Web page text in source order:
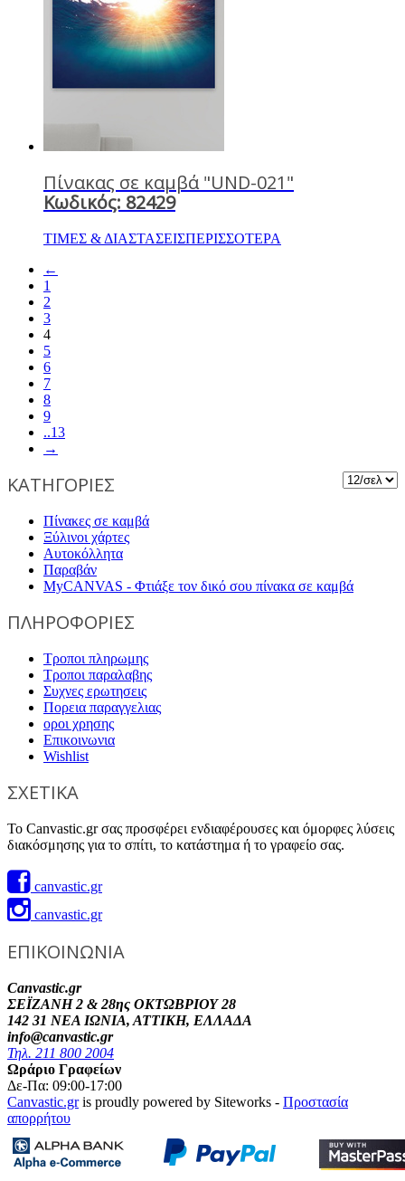
Πίνακας σε καμβά "UND-021"
Κωδικός: 82429
ΤΙΜΕΣ & ΔΙΑΣΤΑΣΕΙΣΠΕΡΙΣΣΟΤΕΡΑ
←
1
2
3
4
5
6
7
8
9
..13
→
ΚΑΤΗΓΟΡΙΕΣ
Πίνακες σε καμβά
Ξύλινοι χάρτες
Αυτοκόλλητα
Παραβάν
MyCANVAS - Φτιάξε τον δικό σου πίνακα σε καμβά
ΠΛΗΡΟΦΟΡΙΕΣ
Τροποι πληρωμης
Τροποι παραλαβης
Συχνες ερωτησεις
Πορεια παραγγελιας
οροι χρησης
Επικοινωνια
Wishlist
ΣΧΕΤΙΚΑ
Το Canvastic.gr σας προσφέρει ενδιαφέρουσες και όμορφες λύσεις
διακόσμησης για το σπίτι, το κατάστημα ή το γραφείο σας.
canvastic.gr
canvastic.gr
ΕΠΙΚΟΙΝΩΝΙΑ
Canvastic.gr
ΣΕΪΖΑΝΗ 2 & 28ης ΟΚΤΩΒΡΙΟΥ 28
142 31 ΝΕΑ ΙΩΝΙΑ, ΑΤΤΙΚΗ, ΕΛΛΑΔΑ
info@canvastic.gr
Τηλ. 211 800 2004
Ωράριο Γραφείων
Δε-Πα: 09:00-17:00
Canvastic.gris proudly powered by Siteworks - Προστασία
απορρήτου